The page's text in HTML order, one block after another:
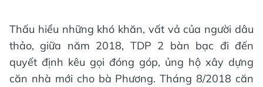
Thấu hiểu những khó khăn, vất vả của người dâu
thảo, giữa năm 2018, TDP 2 bàn bạc đi đến
quyết định kêu gọi đóng góp, ủng hộ xây dựng
căn nhà mới cho bà Phương. Tháng 8/2018 căn